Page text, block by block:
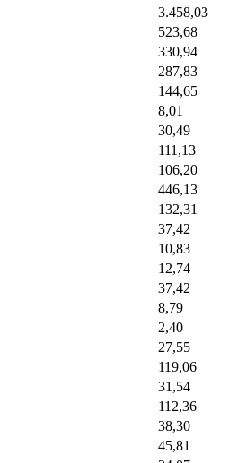
3.458,03
523,68
330,94
287,83
144,65
8,01
30,49
111,13
106,20
446,13
132,31
37,42
10,83
12,74
37,42
8,79
2,40
27,55
119,06
31,54
112,36
38,30
45,81